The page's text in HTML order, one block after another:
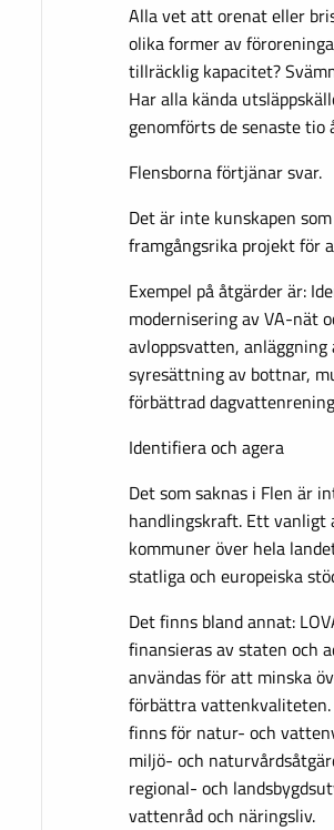
Alla vet att orenat eller
olika former av
tillräcklig kapacitet?
Har alla kända
genomförts de senaste tio
Flensborna förtjänar svar.
Det är inte kunskapen
framgångsrika projekt för
Exempel på åtgärder är:
modernisering av VA-nät
avloppsvatten,
syresättning av bottnar,
förbättrad
Identifiera och agera
Det som saknas i Flen är
handlingskraft. Ett vanligt
kommuner över hela
statliga och europeiska
Det finns bland annat:
finansieras av staten och
användas för att minska
förbättra vattenkvaliteten.
finns för natur- och
miljö- och
regional- och
vattenråd och näringsliv.